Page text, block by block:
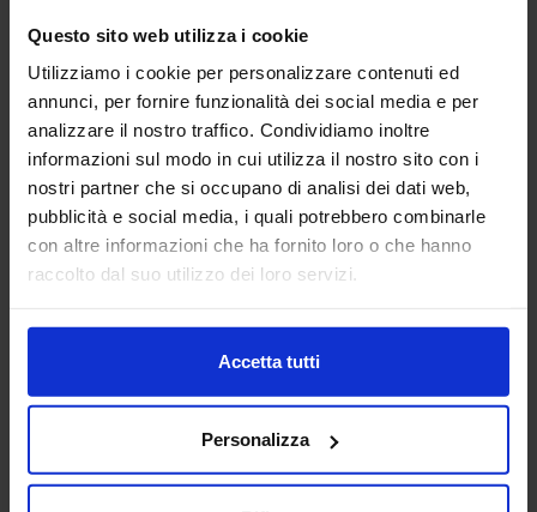
Questo sito web utilizza i cookie
Utilizziamo i cookie per personalizzare contenuti ed
annunci, per fornire funzionalità dei social media e per
analizzare il nostro traffico. Condividiamo inoltre
informazioni sul modo in cui utilizza il nostro sito con i
nostri partner che si occupano di analisi dei dati web,
pubblicità e social media, i quali potrebbero combinarle
con altre informazioni che ha fornito loro o che hanno
raccolto dal suo utilizzo dei loro servizi.
Accetta tutti
Personalizza
Apr
SPCIAL-TOPIC